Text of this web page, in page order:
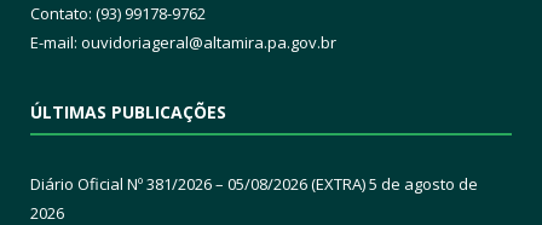
Contato: (93) 99178-9762
E-mail: ouvidoriageral@altamira.pa.gov.br
ÚLTIMAS PUBLICAÇÕES
Diário Oficial Nº 381/2026 – 05/08/2026 (EXTRA)5 de agosto de
2026